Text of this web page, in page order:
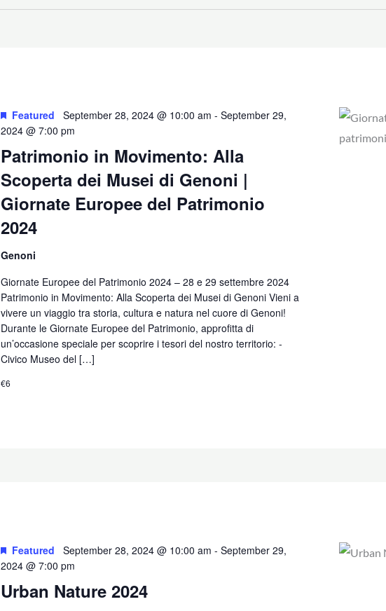
Patrimonio in Movimento: Alla
Scoperta dei Musei di Genoni |
Giornate Europee del Patrimonio
2024
Featured September 28, 2024 @ 10:00 am -September 29,
2024 @ 7:00 pm
Genoni
Giornate Europee del Patrimonio 2024 – 28 e 29 settembre 2024
Patrimonio in Movimento: Alla Scoperta dei Musei di Genoni Vieni a
vivere un viaggio tra storia, cultura e natura nel cuore di Genoni!
Durante le Giornate Europee del Patrimonio, approfitta di
un’occasione speciale per scoprire i tesori del nostro territorio: -
Civico Museo del […]
€6
Urban Nature 2024
Featured September 28, 2024 @ 10:00 am -September 29,
2024 @ 7:00 pm